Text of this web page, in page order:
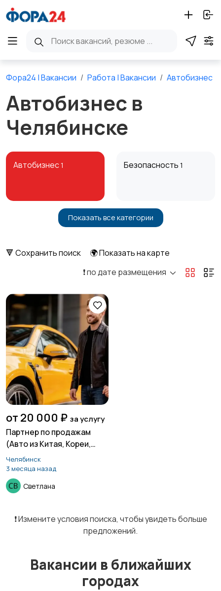
Фора24 | Вакансии Работа | Вакансии Автобизнес
Автобизнес в
Челябинске
Автобизнес1 Безопасность 1
Бытовые услуги и
Высший менеджмент
Добыча сырья,
Домашний персонал
Информационные
технологии
Курьеры | Доставка1
Начало карьеры Образование и наука
Показать все категории
🔻 Сохранить поиск
🌍 Показать на карте
❗️ по дате размещения
от 20 000 ₽ за услугу
Партнер по продажам
(Авто из Китая, Кореи,
Европы)
Челябинск
3 месяца назад
Светлана
❗️ Измените условия поиска, чтобы увидеть больше
предложений.
Вакансии в ближайших
городах